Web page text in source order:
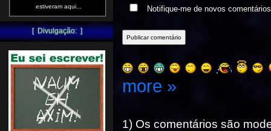
Notifique-me de novos
more »
1) Os comentários são
estiveram aqui...
[ Divulgação: ]